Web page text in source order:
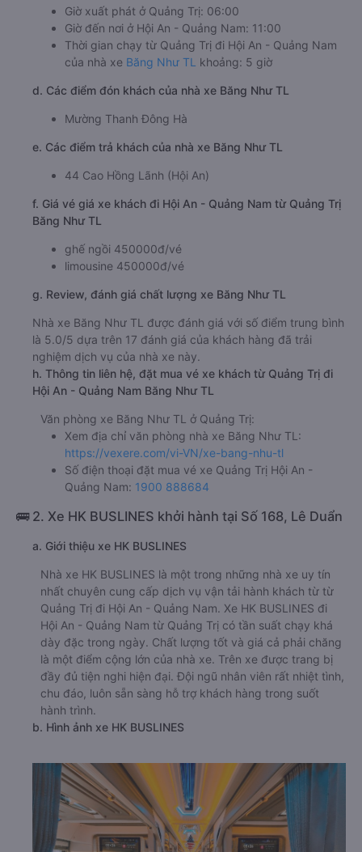
Giờ xuất phát ở Quảng Trị: 06:00
Giờ đến nơi ở Hội An - Quảng Nam: 11:00
Thời gian chạy từ Quảng Trị đi Hội An - Quảng Nam
của nhà xe Băng Như TL khoảng: 5 giờ
d. Các điểm đón khách của nhà xe Băng Như TL
Mường Thanh Đông Hà
e. Các điểm trả khách của nhà xe Băng Như TL
44 Cao Hồng Lãnh (Hội An)
f. Giá vé giá xe khách đi Hội An - Quảng Nam từ Quảng Trị
Băng Như TL
ghế ngồi 450000đ/vé
limousine 450000đ/vé
g. Review, đánh giá chất lượng xe Băng Như TL
Nhà xe Băng Như TL được đánh giá với số điểm trung bình
là 5.0/5 dựa trên 17 đánh giá của khách hàng đã trải
nghiệm dịch vụ của nhà xe này.
h. Thông tin liên hệ, đặt mua vé xe khách từ Quảng Trị đi
Hội An - Quảng Nam Băng Như TL
Văn phòng xe Băng Như TL ở Quảng Trị:
Xem địa chỉ văn phòng nhà xe Băng Như TL:
https://vexere.com/vi-VN/xe-bang-nhu-tl
Số điện thoại đặt mua vé xe Quảng Trị Hội An -
Quảng Nam: 1900 888684
🚌 2. Xe HK BUSLINES khởi hành tại Số 168, Lê Duẩn
a. Giới thiệu xe HK BUSLINES
Nhà xe HK BUSLINES là một trong những nhà xe uy tín
nhất chuyên cung cấp dịch vụ vận tải hành khách từ từ
Quảng Trị đi Hội An - Quảng Nam. Xe HK BUSLINES đi
Hội An - Quảng Nam từ Quảng Trị có tần suất chạy khá
dày đặc trong ngày. Chất lượng tốt và giá cả phải chăng
là một điểm cộng lớn của nhà xe. Trên xe được trang bị
đầy đủ tiện nghi hiện đại. Đội ngũ nhân viên rất nhiệt tình,
chu đáo, luôn sẵn sàng hỗ trợ khách hàng trong suốt
hành trình.
b. Hình ảnh xe HK BUSLINES